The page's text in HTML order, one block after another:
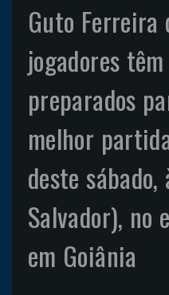
Guto Ferreira
jogadores
preparados
melhor
deste
Salvador), no
em Goiânia